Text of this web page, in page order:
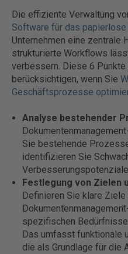
Die effiziente Verwaltung
Software für das papierlose
Unternehmen eine zentrale
strukturierte Workflows
verbessern. Diese 6
berücksichtigen, wenn Sie
Geschäftsprozesse
Analyse bestehender
Sie bestehende
identifizieren Sie
Festlegung von Zielen
Definieren Sie klare
spezifischen
Das umfasst funktionale
die als Grundlage für die